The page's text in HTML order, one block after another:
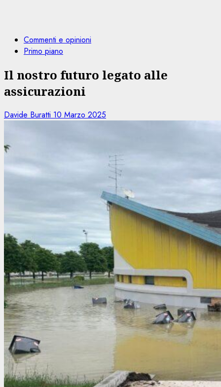
Commenti e opinioni
Primo piano
Il nostro futuro legato alle
assicurazioni
Davide Buratti 10 Marzo 2025